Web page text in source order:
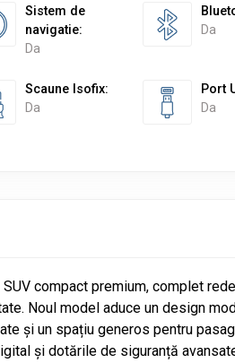
Sistem de
navigatie:
Da
Da
Scaune Isofix:
Da
Port
Da
compact premium, complet
Noul model aduce un design
și un spațiu generos pentru
și dotările de siguranță